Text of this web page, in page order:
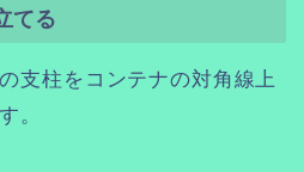
てる
支柱をコンテナの対角線上
。